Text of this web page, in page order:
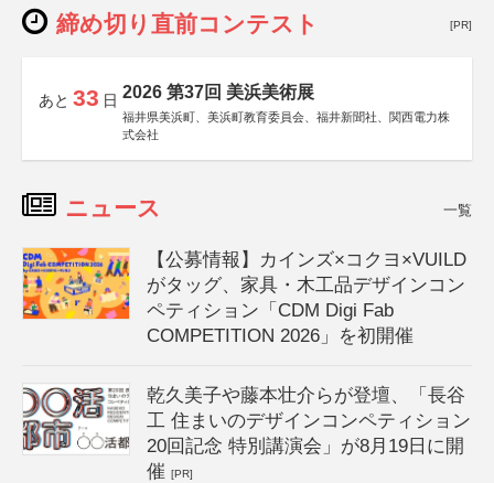
締め切り直前コンテスト [PR]
あと 33 日 2026 第37回 美浜美術展
福井県美浜町、美浜町教育委員会、福井新聞社、関西電力株
式会社
ニュース 一覧
【公募情報】カインズ×コクヨ×VUILD
がタッグ、家具・木工品デザインコン
ペティション「CDM Digi Fab
COMPETITION 2026」を初開催
乾久美子や藤本壮介らが登壇、「長谷
工 住まいのデザインコンペティション
20回記念 特別講演会」が8月19日に開
催[PR]